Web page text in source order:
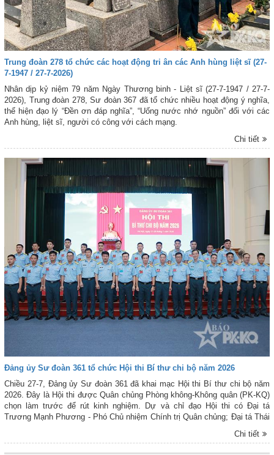
Trung đoàn 278 tổ chức các hoạt động tri ân các Anh hùng liệt sĩ (27-
7-1947 / 27-7-2026)
Nhân dịp kỷ niệm 79 năm Ngày Thương binh - Liệt sĩ (27-7-1947 / 27-7-
2026), Trung đoàn 278, Sư đoàn 367 đã tổ chức nhiều hoạt động ý nghĩa,
thể hiện đạo lý “Đền ơn đáp nghĩa”, “Uống nước nhớ nguồn” đối với các
Anh hùng, liệt sĩ, người có công với cách mạng.
Chi tiết
Đảng ủy Sư đoàn 361 tổ chức Hội thi Bí thư chi bộ năm 2026
Chiều 27-7, Đảng ủy Sư đoàn 361 đã khai mạc Hội thi Bí thư chi bộ năm
2026. Đây là Hội thi được Quân chủng Phòng không-Không quân (PK-KQ)
chọn làm trước để rút kinh nghiệm. Dự và chỉ đạo Hội thi có Đại tá
Trương Mạnh Phương - Phó Chủ nhiệm Chính trị Quân chủng; Đại tá Thái
Thường vụ Đảng ủy, chỉ huy Sư đoàn; đại biểu Phòng Tổ chức (Cục
Chi tiết